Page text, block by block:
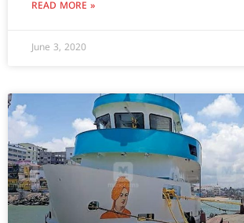
READ MORE »
June 3, 2020